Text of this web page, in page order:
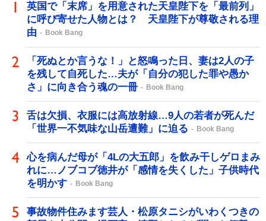
英国で「末席」を用意された天皇陛下を「最前列」
に呼び寄せた人物とは？ 天皇陛下が尊敬される理
由
Book Bang
「死ぬとか言うな！」と怒鳴った日、妻は2人の子
を残して自死した…夫が「自分の犯した罪や愚か
さ」に向き合う魂の一冊
Book Bang
舌は欠損、衣服には高放射線…9人の若者が死んだ
「世界一不気味な山岳遭難」に迫る
Book Bang
心を病んだ母が「4Lの大五郎」を飲み干しゲロまみ
れに…ノブコブ徳井が「感情を失くした」子供時代
を明かす
Book Bang
事故物件住みます芸人・松原タニシがいわくつきの